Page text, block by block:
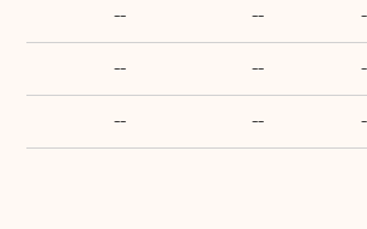
--
--
--
--
--
--